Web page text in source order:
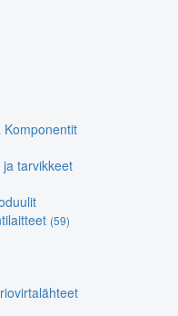
Komponentit
tarvikkeet
(59)